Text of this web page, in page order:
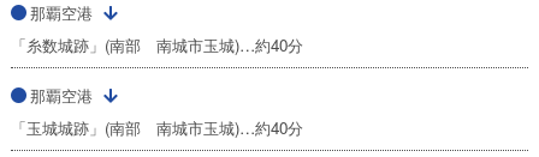
那覇空港
「糸数城跡」(南部 南城市玉城)…約40分
那覇空港
「玉城城跡」(南部 南城市玉城)…約40分